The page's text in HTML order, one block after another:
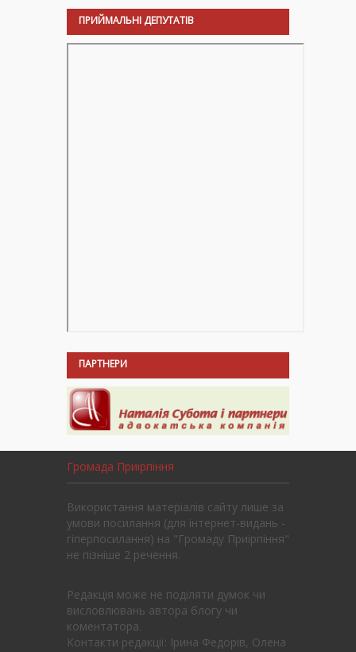
ПРИЙМАЛЬНІ ДЕПУТАТІВ
ПАРТНЕРИ
Громада Приірпіння
Використання матеріалів сайту лише за
умови посилання (для інтернет-видань -
гіперпосилання) на "Громаду Приірпіння"
не пізніше 2 речення.
Редакція може не поділяти думок чи
висловлювань автора блогу чи
коментатора.
Контакти редакції: Ірина Федорів, Олена